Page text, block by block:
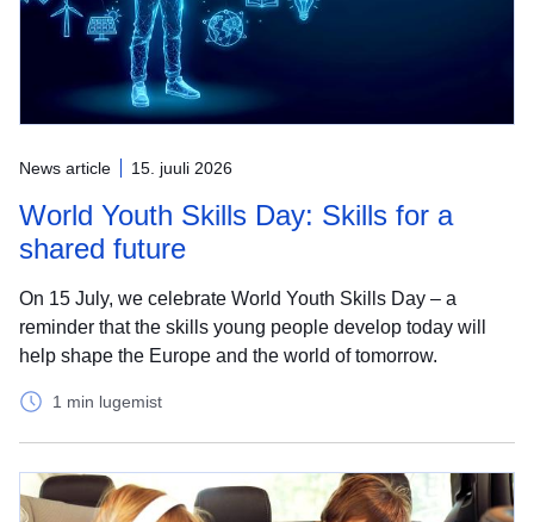
News article 15. juuli 2026
World Youth Skills Day: Skills for a
shared future
On 15 July, we celebrate World Youth Skills Day – a
reminder that the skills young people develop today will
help shape the Europe and the world of tomorrow.
1 min lugemist